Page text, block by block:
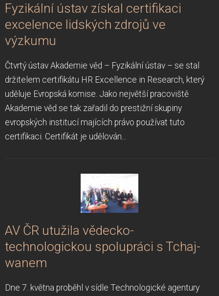
Fyzikální ústav získal certifikaci
excelence lidských zdrojů ve
výzkumu
Čtvrtý ústav Akademie věd – Fyzikální ústav – se stal
držitelem certifikátu HR Excellence in Research, který
uděluje Evropská komise. Jako největší pracoviště
Akademie věd se tak zařadil do prestižní skupiny
evropských institucí majících právo používat tuto
certifikaci. Certifikát je udělován...
AV ČR utužila vědecko-
technologickou spolupráci s Tchaj-
wanem
Dne 7. května proběhl v sídle Technologické agentury